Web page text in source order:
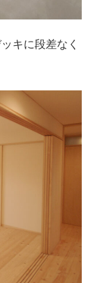
キに段差なく